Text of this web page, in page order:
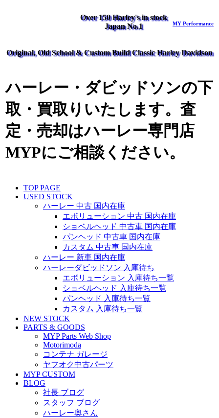
Over 150 Harley's in stock
Japan No.1
MY Performance
Original, Old School & Custom Build Classic Harley Davidson
ハーレー・ダビッドソンの下
取・買取りいたします。査
定・売却はハーレー専門店
MYPにご相談ください。
TOP PAGE
USED STOCK
ハーレー 中古 国内在庫
エボリューション 中古 国内在庫
ショベルヘッド 中古車 国内在庫
パンヘッド 中古車 国内在庫
カスタム 中古車 国内在庫
ハーレー 新車 国内在庫
ハーレーダビッドソン 入庫待ち
エボリューション 入庫待ち一覧
ショベルヘッド 入庫待ち一覧
パンヘッド 入庫待ち一覧
カスタム 入庫待ち一覧
NEW STOCK
PARTS & GOODS
MYP Parts Web Shop
Motorimoda
コンテナ ガレージ
ヤフオク中古パーツ
MYP CUSTOM
BLOG
社長 ブログ
スタッフ ブログ
ハーレー奥さん